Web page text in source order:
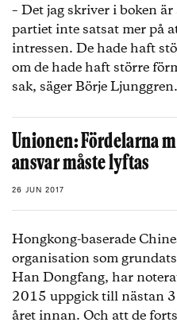
– Det jag skriver i boken
partiet inte satsat mer på
intressen. De hade haft
om de hade haft större
sak, säger Börje Ljunggren.
Unionen: Fördelarna
ansvar måste lyftas
26 JUN 2017
Hongkong-baserade
organisation som
Han Dongfang, har
2015 uppgick till nästan
året innan. Och att de